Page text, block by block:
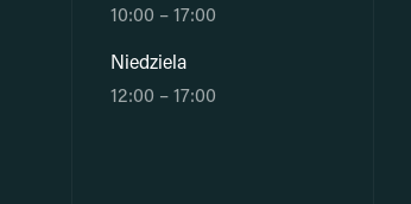
10:00 – 17:00
Niedziela
12:00 – 17:00